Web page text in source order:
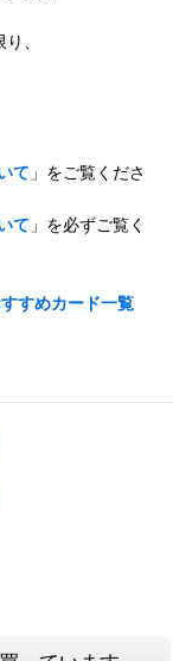
、
て 」をご覧くださ
て 」を必ずご覧く
すめカード一覧